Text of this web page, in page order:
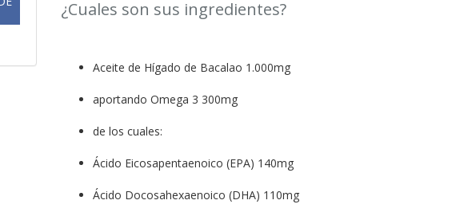
¿Cuales son sus ingredientes?
Aceite de Hígado de Bacalao 1.000mg
aportando Omega 3 300mg
de los cuales:
Ácido Eicosapentaenoico (EPA) 140mg
Ácido Docosahexaenoico (DHA) 110mg